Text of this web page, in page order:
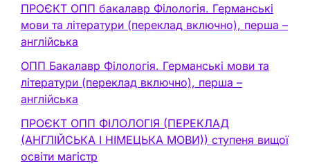
ПРОЄКТ ОПП бакалавр Філологія. Германські
мови та літератури (переклад включно), перша –
англійська
ОПП Бакалавр Філологія. Германські мови та
літератури (переклад включно), перша –
англійська
ПРОЄКТ ОПП ФІЛОЛОГІЯ (ПЕРЕКЛАД
(АНГЛІЙСЬКА І НІМЕЦЬКА МОВИ)) ступеня вищої
освіти магістр